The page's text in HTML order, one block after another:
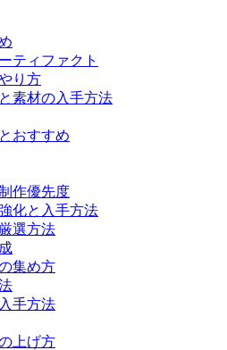
ティファクト
り方
素材の入手方法
おすすめ
作優先度
化と入手方法
選方法
集め方
手方法
上げ方